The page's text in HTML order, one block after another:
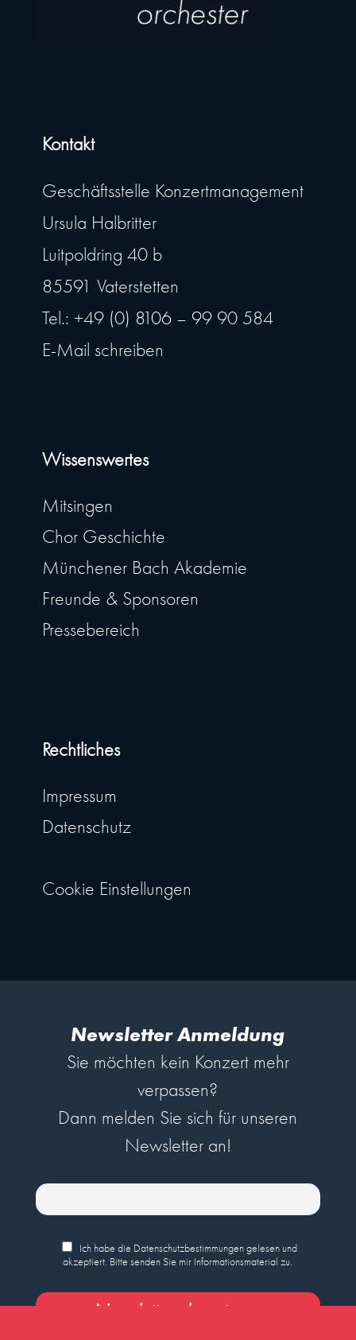
Kontakt
Geschäftsstelle Konzertmanagement
Ursula Halbritter
Luitpoldring 40 b
85591 Vaterstetten
Tel.: +49 (0) 8106 – 99 90 584
E-Mail schreiben
Wissenswertes
Mitsingen
Chor Geschichte
Münchener Bach Akademie
Freunde & Sponsoren
Pressebereich
Rechtliches
Impressum
Datenschutz
Cookie Einstellungen
Newsletter Anmeldung
Sie möchten kein Konzert mehr
verpassen?
Dann melden Sie sich für unseren
Newsletter an!
Ich habe die Datenschutzbestimmungen gelesen und
akzeptiert. Bitte senden Sie mir Informationsmaterial zu.